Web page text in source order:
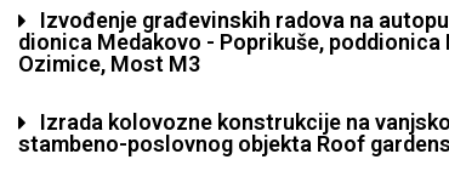
Izvođenje građevinskih radova na
dionica Medakovo - Poprikuše, poddionica
Ozimice, Most M3
Izrada kolovozne konstrukcije na
stambeno-poslovnog objekta Roof gardens